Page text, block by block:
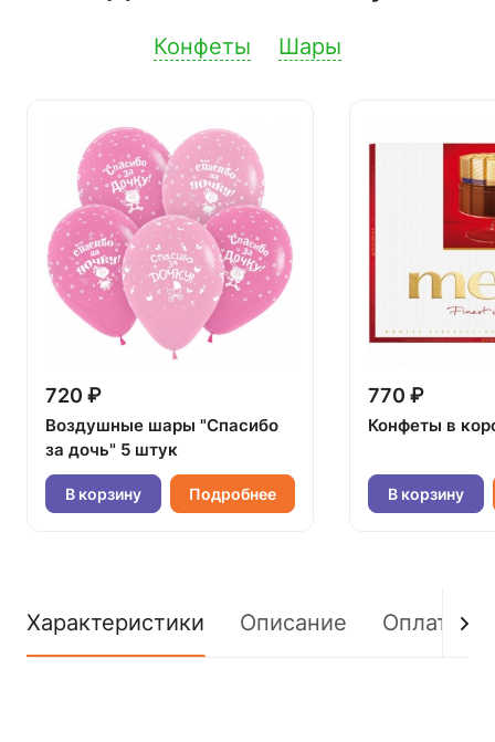
Конфеты Шары
720 ₽
Воздушные шары "Спасибо
за дочь" 5 штук
В корзину Подробнее
770 ₽
Конфеты в
В корзину
Характеристики Описание Оплата